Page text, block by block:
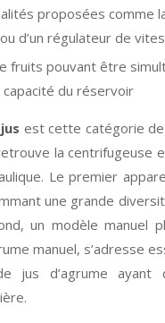
proposées comme
d’un régulateur de
fruits pouvant être
du réservoir
est cette catégorie
la centrifugeuse
Le premier
une grande
un modèle manuel
manuel, s’adresse
jus d’agrume